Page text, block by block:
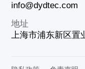
info@dydtec.com
地址
上海市浦东新区